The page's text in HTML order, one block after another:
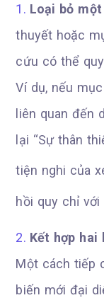
Loại bỏ
thuyết hoặc
cứu có thể
Ví dụ, nếu
liên quan đến
lại “Sự thân
tiện nghi của
hồi quy chỉ với
Kết hợp hai
Một cách tiếp
biến mới đại